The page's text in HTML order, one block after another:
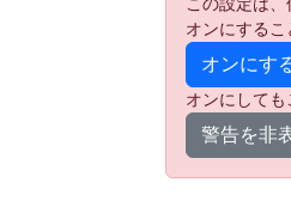
オンにする
オンにす
オンにして
警告を非